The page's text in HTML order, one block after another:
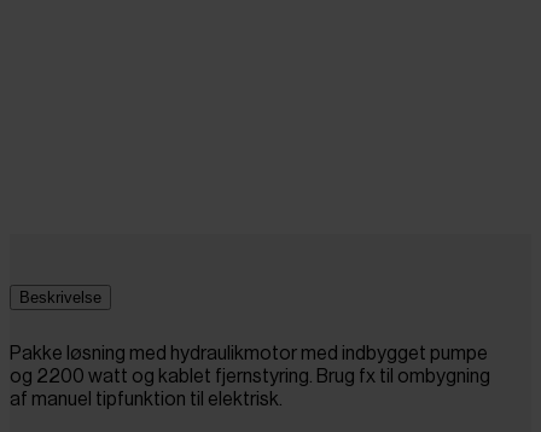
Beskrivelse
Pakke løsning med hydraulikmotor med indbygget pumpe
og 2200 watt og kablet fjernstyring. Brug fx til ombygning
af manuel tipfunktion til elektrisk.